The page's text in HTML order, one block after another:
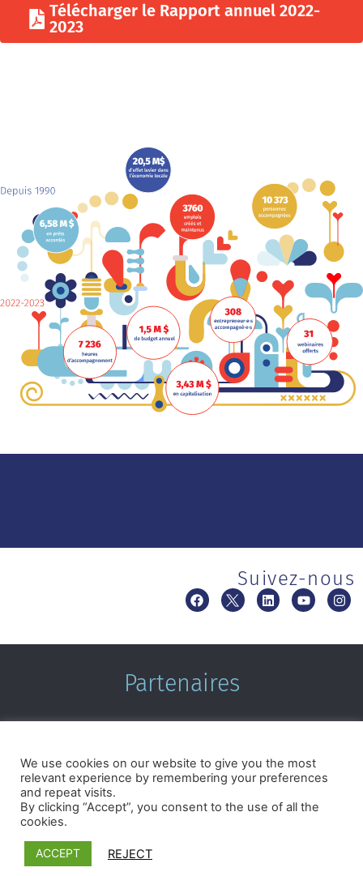
Télécharger le Rapport annuel 2022-
2023
Suivez-nous
Partenaires
©2026 Microcrédit Montréal. Tous droits réservés.|
par Pixforia
We use cookies on our website to give you the most
relevant experience by remembering your preferences
and repeat visits.
By clicking “Accept”, you consent to the use of all the
cookies.
ACCEPT REJECT